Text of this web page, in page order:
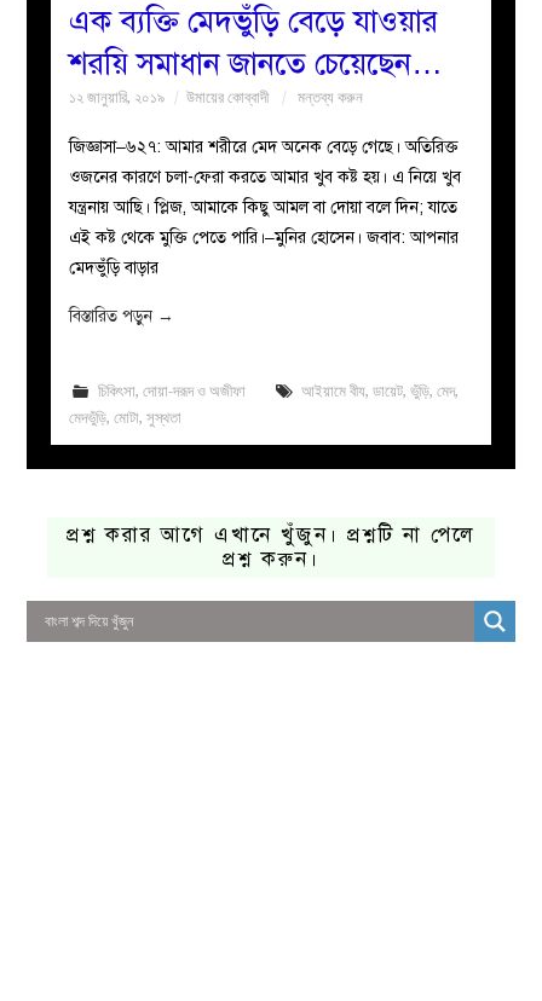
এক ব্যক্তি মেদভুঁড়ি বেড়ে যাওয়ার
শরয়ি সমাধান জানতে চেয়েছেন…
১২ জানুয়ারি, ২০১৯ উমায়ের কোব্বাদী মন্তব্য করুন
জিজ্ঞাসা–৬২৭: আমার শরীরে মেদ অনেক বেড়ে গেছে। অতিরিক্ত
ওজনের কারণে চলা-ফেরা করতে আমার খুব কষ্ট হয়। এ নিয়ে খুব
যন্ত্রনায় আছি। প্লিজ, আমাকে কিছু আমল বা দোয়া বলে দিন; যাতে
এই কষ্ট থেকে মুক্তি পেতে পারি।–মুনির হোসেন। জবাব: আপনার
মেদভুঁড়ি বাড়ার
বিস্তারিত পড়ুন →
চিকিৎসা, দোয়া-দরূদ ও অজীফা আইয়ামে বীয, ডায়েট, ভুঁড়ি, মেদ,
মেদভুঁড়ি,মোটা,সুস্থতা
প্রশ্ন করার আগে এখানে খুঁজুন। প্রশ্নটি না পেলে
প্রশ্ন করুন।